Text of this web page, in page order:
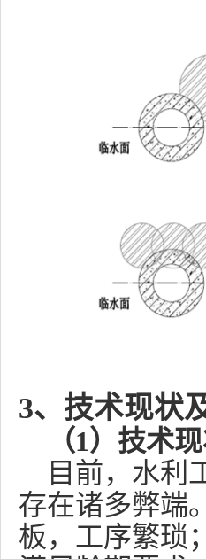
3、技术现状
（1）技术
目前，水利
存在诸多弊端
板，工序繁琐